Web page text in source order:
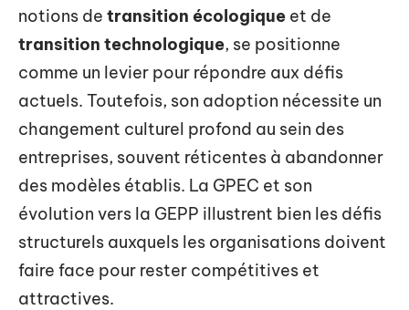
notions de transition écologique et de
transition technologique, se positionne
comme un levier pour répondre aux défis
actuels. Toutefois, son adoption nécessite un
changement culturel profond au sein des
entreprises, souvent réticentes à abandonner
des modèles établis. La GPEC et son
évolution vers la GEPP illustrent bien les défis
structurels auxquels les organisations doivent
faire face pour rester compétitives et
attractives.